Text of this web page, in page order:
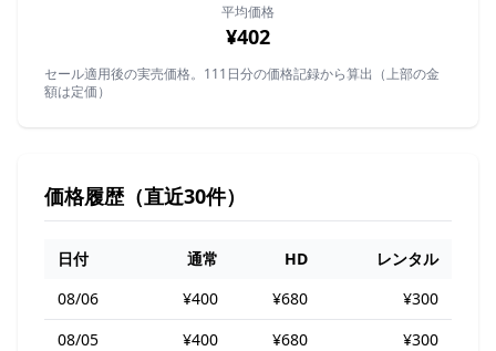
平均価格
¥402
セール適用後の実売価格。111日分の価格記録から算出（上部の金
額は定価）
価格履歴（直近30件）
日付 通常 HD
レンタル
08/06
¥400 ¥680
¥300
08/05
¥400 ¥680 ¥300